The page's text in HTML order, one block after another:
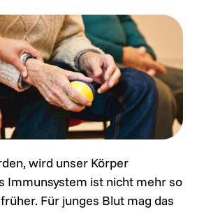
wird unser Körper
Immunsystem ist nicht mehr so
Für junges Blut mag das